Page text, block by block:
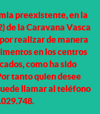
preexistente, en la
de la Caravana Vasca
realizar de manera
en los centros
como ha sido
tanto quien desee
llamar al teléfono